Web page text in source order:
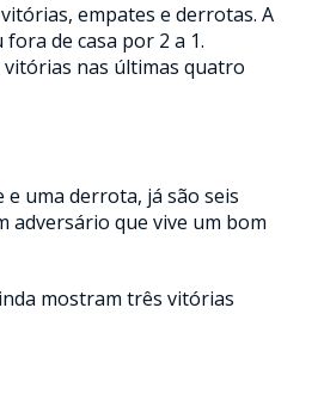
empates e derrotas. A
de casa por 2 a 1.
nas últimas quatro
uma derrota, já são seis
adversário que vive um bom
mostram três vitórias